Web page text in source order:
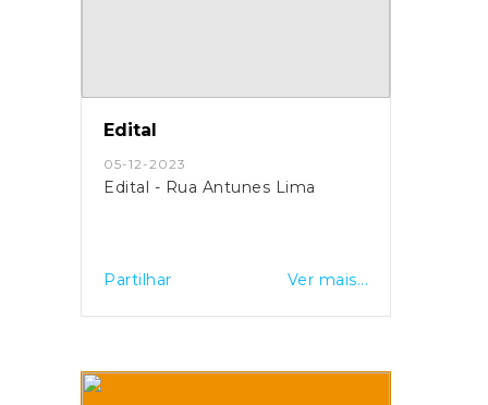
Edital
05-12-2023
Edital - Rua Antunes Lima
Partilhar Ver mais...